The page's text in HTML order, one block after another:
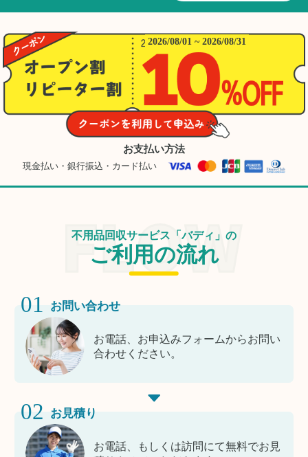
2026/08/01 ~ 2026/08/31
お支払い方法
現金払い・銀行振込・カード払い
不用品回収サービス「バディ」の
ご利用の流れ
01 お問い合わせ
お電話、お申込みフォームからお問い
合わせください。
02 お見積り
お電話、もしくは訪問にて無料でお見